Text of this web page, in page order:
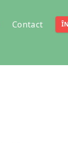
Contact